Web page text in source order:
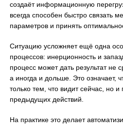
создаёт информационную
всегда способен быстро связать
параметров и принять
Ситуацию усложняет ещё одна
процессов: инерционность и
процесс может дать результат не
а иногда и дольше. Это означает,
только тем, что видит сейчас, но
предыдущих действий.
На практике это делает